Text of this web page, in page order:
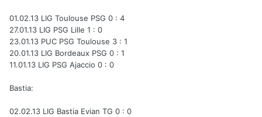
01.02.13 LIG Toulouse PSG 0 : 4
27.01.13 LIG PSG Lille 1 : 0
23.01.13 PUC PSG Toulouse 3 : 1
20.01.13 LIG Bordeaux PSG 0 : 1
11.01.13 LIG PSG Ajaccio 0 : 0
Bastia:
02.02.13 LIG Bastia Evian TG 0 : 0